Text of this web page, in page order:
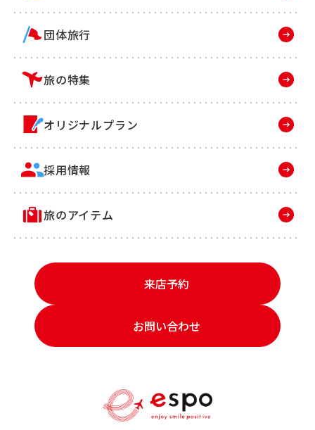
団体旅行
旅の特集
オリジナルプラン
採用情報
旅のアイテム
来店予約
お問い合わせ